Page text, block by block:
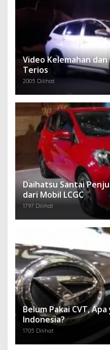
Video Kelemahan
Terios
2005 Dilihat
Daihatsu Santai
dari Mobil LCGC
1797 Dilihat
Belum Pakai CVT,
Indonesia?
1705 Dilihat